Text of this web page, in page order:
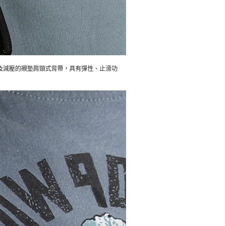
壓的襯墊肩頸式背帶，具有彈性、止滑功